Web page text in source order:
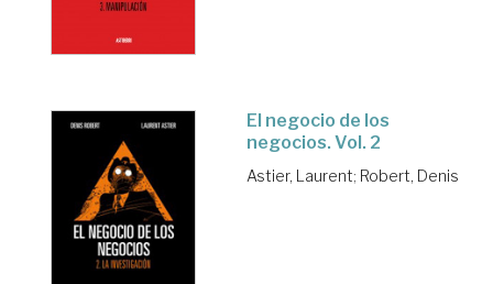
El negocio de los
negocios. Vol. 2
Astier, Laurent; Robert, Denis